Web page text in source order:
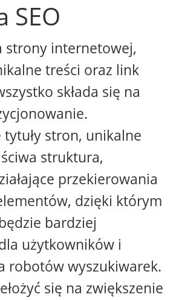
SEO
strony internetowej,
treści oraz link
składa się na
stron, unikalne
struktura,
przekierowania
dzięki którym
bardziej
użytkowników i
robotów wyszukiwarek.
się na zwiększenie